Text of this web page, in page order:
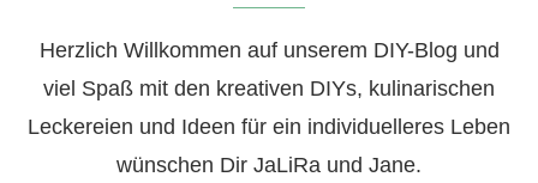
Herzlich Willkommen auf unserem DIY-Blog und
viel Spaß mit den kreativen DIYs, kulinarischen
Leckereien und Ideen für ein individuelleres Leben
wünschen Dir JaLiRa und Jane.